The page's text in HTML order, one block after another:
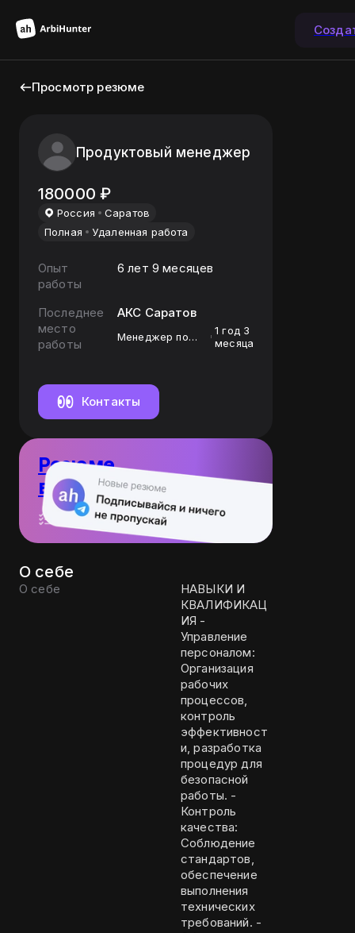
Просмотр резюме
Продуктовый менеджер
180000 ₽
Россия
Саратов
Полная
Удаленная работа
Опыт
работы
6 лет 9 месяцев
Последнее
место
работы
АКС Саратов
Менеджер по
1 год 3
месяца
Контакты
Резюме
в Telegram-канале
10 резюме Пост каждый день
О себе
О себе
НАВЫКИ И
КВАЛИФИКАЦ
ИЯ -
Управление
персоналом:
Организация
рабочих
процессов,
контроль
эффективност
и, разработка
процедур для
безопасной
работы. -
Контроль
качества:
Соблюдение
стандартов,
обеспечение
выполнения
технических
требований. -